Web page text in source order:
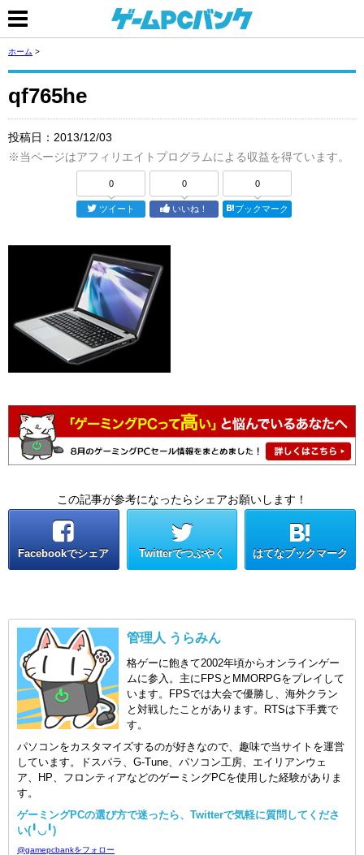
ホーム >
qf765he
投稿日： 2013/12/03
※当ページはアフィリエイトプログラムによる収益を得ています。
0
ツイート
0
いいね！
0
ブックマーク
この記事が参考になったらシェアお願いします！
Facebookでシェア Twitterでつぶやく はてなブックマーク
管理人 うらみん
格ゲーに飽きて2002年頃からオンラインゲー
ムに参入。主にFPSとMMORPGをプレイして
います。FPSでは大会で優勝し、海外クラン
と対戦したことがあります。RTSは下手糞で
す。
パソコンをカスタマイズするのが好きなので、趣味で当サイトを運営
しています。ドスパラ、G-Tune、パソコン工房、エイリアンウェ
ア、HP、フロンティアなどのゲーミングPCを使用した経験がありま
す。
ゲーミングPCの選び方で迷ったら、Twitterで気軽に質問してくださ
い(╹◡╹)
@gamepcbankをフォロー